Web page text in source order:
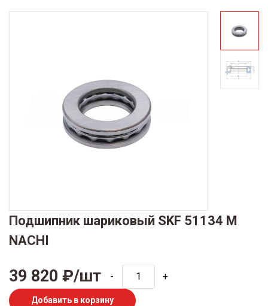
Подшипник шариковый SKF 51134 M
NACHI
39 820 ₽/шт - +
Добавить в корзину